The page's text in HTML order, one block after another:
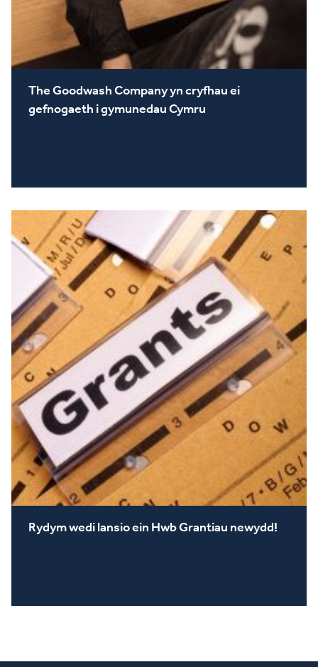
The Goodwash Company yn cryfhau ei
gefnogaeth i gymunedau Cymru
Rydym wedi lansio ein Hwb Grantiau newydd!